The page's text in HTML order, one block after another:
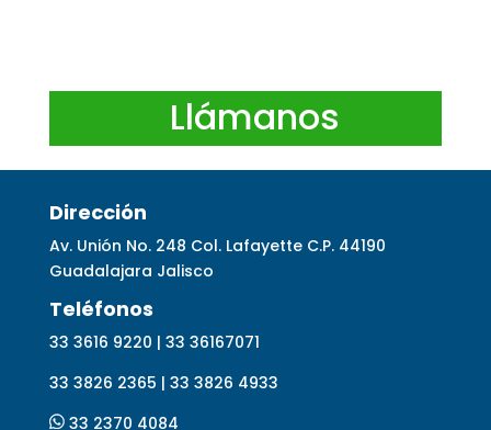
Llámanos
Dirección
Av. Unión No. 248 Col. Lafayette C.P. 44190
Guadalajara Jalisco
Teléfonos
33 3616 9220 | 33 36167071
33 3826 2365 | 33 3826 4933
33 2370 4084